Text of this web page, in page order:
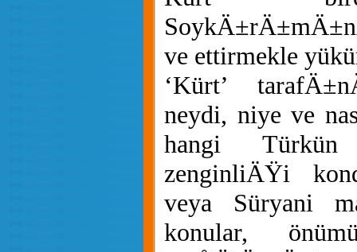
ve ettirmekle
‘Kürt’
neydi, niye ve
hangi
zenginliÄŸi
veya Süryani
konular,